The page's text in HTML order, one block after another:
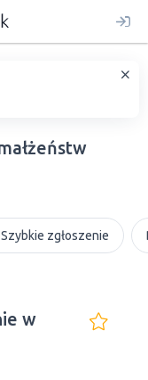
Szybkie zgłoszenie
w